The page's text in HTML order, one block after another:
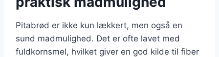
Pitabrød er ikke kun lækkert, men også en
sund madmulighed. Det er ofte lavet med
fuldkornsmel, hvilket giver en god kilde til fiber